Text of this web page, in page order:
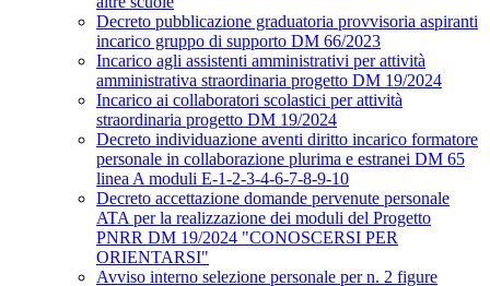
Decreto pubblicazione graduatoria provvisoria aspiranti
incarico gruppo di supporto DM 66/2023
Incarico agli assistenti amministrativi per attività
amministrativa straordinaria progetto DM 19/2024
Incarico ai collaboratori scolastici per attività
straordinaria progetto DM 19/2024
Decreto individuazione aventi diritto incarico formatore
personale in collaborazione plurima e estranei DM 65
linea A moduli E-1-2-3-4-6-7-8-9-10
Decreto accettazione domande pervenute personale
ATA per la realizzazione dei moduli del Progetto
PNRR DM 19/2024 "CONOSCERSI PER
ORIENTARSI"
Avviso interno selezione personale per n. 2 figure